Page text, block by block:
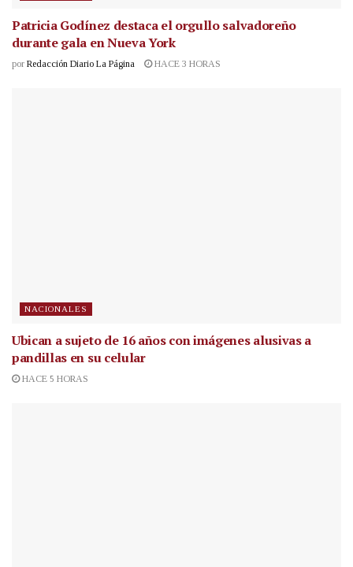
Patricia Godínez destaca el orgullo salvadoreño
durante gala en Nueva York
por Redacción Diario La Página HACE 3 HORAS
NACIONALES
Ubican a sujeto de 16 años con imágenes alusivas a
pandillas en su celular
HACE 5 HORAS